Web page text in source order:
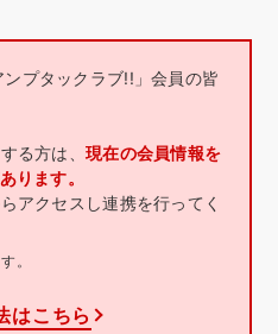
プタックラブ!!」会員の皆
る方は、 現在の会員情報を
ります。
アクセスし連携を行ってく
。
はこちら